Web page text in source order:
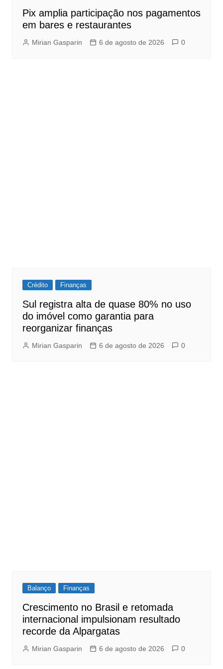
Pix amplia participação nos pagamentos
em bares e restaurantes
Mirian Gasparin 6 de agosto de 2026 0
Crédito Finanças
Sul registra alta de quase 80% no uso
do imóvel como garantia para
reorganizar finanças
Mirian Gasparin 6 de agosto de 2026 0
Balanço Finanças
Crescimento no Brasil e retomada
internacional impulsionam resultado
recorde da Alpargatas
Mirian Gasparin 6 de agosto de 2026 0